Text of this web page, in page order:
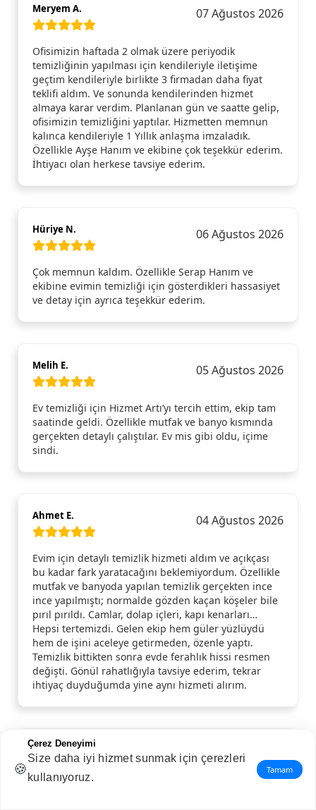
Meryem A. 07 Ağustos 2026
Ofisimizin haftada 2 olmak üzere periyodik
temizliğinin yapılması için kendileriyle iletişime
geçtim kendileriyle birlikte 3 firmadan daha fiyat
teklifi aldım. Ve sonunda kendilerinden hizmet
almaya karar verdim. Planlanan gün ve saatte gelip,
ofisimizin temizliğini yaptılar. Hizmetten memnun
kalınca kendileriyle 1 Yıllık anlaşma imzaladık.
Özellikle Ayşe Hanım ve ekibine çok teşekkür ederim.
İhtiyacı olan herkese tavsiye ederim.
Hüriye N. 06 Ağustos 2026
Çok memnun kaldım. Özellikle Serap Hanım ve
ekibine evimin temizliği için gösterdikleri hassasiyet
ve detay için ayrıca teşekkür ederim.
Melih E. 05 Ağustos 2026
Ev temizliği için Hizmet Artı’yı tercih ettim, ekip tam
saatinde geldi. Özellikle mutfak ve banyo kısmında
gerçekten detaylı çalıştılar. Ev mis gibi oldu, içime
sindi.
Ahmet E. 04 Ağustos 2026
Evim için detaylı temizlik hizmeti aldım ve açıkçası
bu kadar fark yaratacağını beklemiyordum. Özellikle
mutfak ve banyoda yapılan temizlik gerçekten ince
ince yapılmıştı; normalde gözden kaçan köşeler bile
pırıl pırıldı. Camlar, dolap içleri, kapı kenarları…
Hepsi tertemizdi. Gelen ekip hem güler yüzlüydü
hem de işini aceleye getirmeden, özenle yaptı.
Temizlik bittikten sonra evde ferahlık hissi resmen
değişti. Gönül rahatlığıyla tavsiye ederim, tekrar
ihtiyaç duyduğumda yine aynı hizmeti alırım.
Nuriye S. 03 Ağustos 2026
🍪
Çerez Deneyimi
Size daha iyi hizmet sunmak için çerezleri
kullanıyoruz.
Tamam